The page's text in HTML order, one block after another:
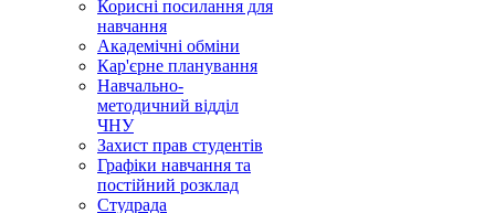
Корисні посилання для
навчання
Академічні обміни
Кар'єрне планування
Навчально-
методичний відділ
ЧНУ
Захист прав студентів
Графіки навчання та
постійний розклад
Студрада